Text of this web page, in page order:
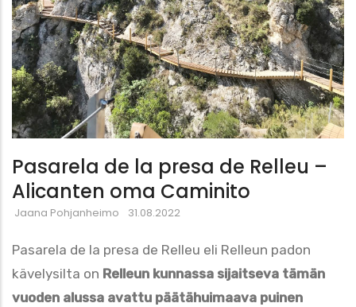
Pasarela de la presa de Relleu –
Alicanten oma Caminito
Jaana Pohjanheimo 31.08.2022
Pasarela de la presa de Relleu eli Relleun padon
kävelysilta on Relleun kunnassa sijaitseva tämän
vuoden alussa avattu päätähuimaava puinen